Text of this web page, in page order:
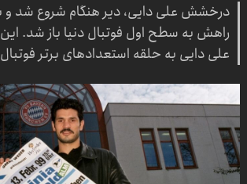
درخشش علی دایی، دیر هنگام شروع شد و
راهش به سطح اول فوتبال دنیا باز شد.
علی دایی به حلقه استعدادهای برتر